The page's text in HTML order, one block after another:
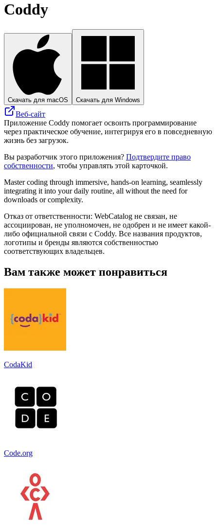
Coddy
Скачать для macOS Скачать для Windows
Веб-сайт
Приложение Coddy помогает освоить программирование
через практическое обучение, интегрируя его в повседневную
жизнь без загрузок.
Вы разработчик этого приложения? Подтвердите право
собственности, чтобы управлять этой карточкой.
Master coding through immersive, hands-on learning, seamlessly
integrating it into your daily routine, all without the need for
downloads or complexity.
Отказ от ответственности: WebCatalog не связан, не
ассоциирован, не уполномочен, не одобрен и не имеет какой-
либо официальной связи с Coddy. Все названия продуктов,
логотипы и бренды являются собственностью
соответствующих владельцев.
Вам также может понравиться
CodaKid
Code.org